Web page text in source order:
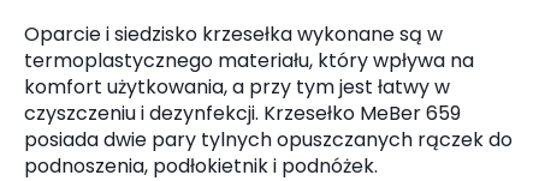
Oparcie i siedzisko krzesełka wykonane są w
termoplastycznego materiału, który wpływa na
komfort użytkowania, a przy tym jest łatwy w
czyszczeniu i dezynfekcji. Krzesełko MeBer 659
posiada dwie pary tylnych opuszczanych rączek do
podnoszenia, podłokietnik i podnóżek.